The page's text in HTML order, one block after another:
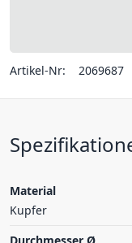
Artikel-Nr: 2069687
Material
Kupfer